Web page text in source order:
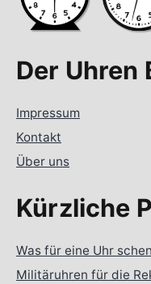
Der Uhren
Impressum
Kontakt
Über uns
Kürzliche
Was für eine Uhr
Militäruhren für die